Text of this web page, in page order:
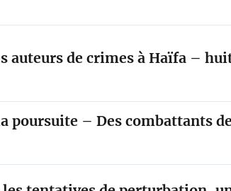
auteurs de crimes à Haïfa –
poursuite – Des combattants